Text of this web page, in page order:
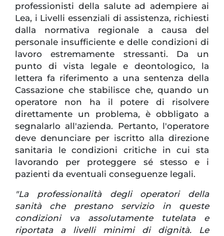
professionisti della salute ad adempiere ai
Lea, i Livelli essenziali di assistenza, richiesti
dalla normativa regionale a causa del
personale insufficiente e delle condizioni di
lavoro estremamente stressanti. Da un
punto di vista legale e deontologico, la
lettera fa riferimento a una sentenza della
Cassazione che stabilisce che, quando un
operatore non ha il potere di risolvere
direttamente un problema, è obbligato a
segnalarlo all'azienda. Pertanto, l'operatore
deve denunciare per iscritto alla direzione
sanitaria le condizioni critiche in cui sta
lavorando per proteggere sé stesso e i
pazienti da eventuali conseguenze legali.
"La professionalità degli operatori della
sanità che prestano servizio in queste
condizioni va assolutamente tutelata e
riportata a livelli minimi di dignità. Le